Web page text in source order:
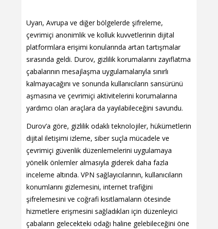
Uyarı, Avrupa ve diğer bölgelerde şifreleme,
çevrimiçi anonimlik ve kolluk kuvvetlerinin dijital
platformlara erişimi konularında artan tartışmalar
sırasında geldi. Durov, gizlilik korumalarını zayıflatma
çabalarının mesajlaşma uygulamalarıyla sınırlı
kalmayacağını ve sonunda kullanıcıların sansürünü
aşmasına ve çevrimiçi aktivitelerini korumalarına
yardımcı olan araçlara da yayılabileceğini savundu.
Durov’a göre, gizlilik odaklı teknolojiler, hükümetlerin
dijital iletişimi izleme, siber suçla mücadele ve
çevrimiçi güvenlik düzenlemelerini uygulamaya
yönelik önlemler almasıyla giderek daha fazla
inceleme altında. VPN sağlayıcılarının, kullanıcıların
konumlarını gizlemesini, internet trafiğini
şifrelemesini ve coğrafi kısıtlamaların ötesinde
hizmetlere erişmesini sağladıkları için düzenleyici
çabaların gelecekteki odağı haline gelebileceğini öne